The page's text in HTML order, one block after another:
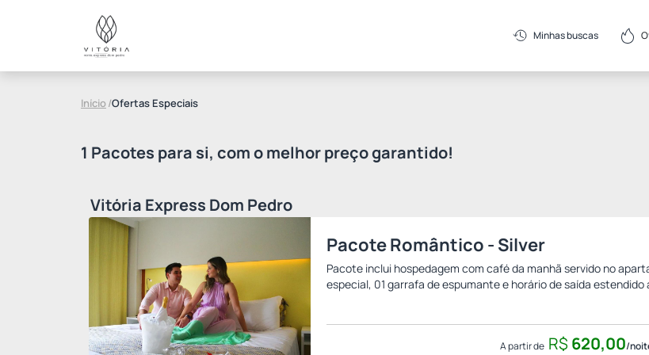
Minhas buscas
Início/Ofertas Especiais
1 Pacotes para si, com o melhor preço garantido!
Vitória Express Dom Pedro
Pacote Romântico - Silver
Pacote inclui hospedagem com café da manhã servido no
especial, 01 garrafa de espumante e horário de saída estendido
A partir de R$ 620,00/